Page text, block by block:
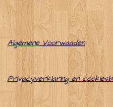
Algemene Voorwaaden
Privacyverklaring en